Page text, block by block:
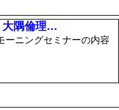
大隅倫理…
ニングセミナーの内容